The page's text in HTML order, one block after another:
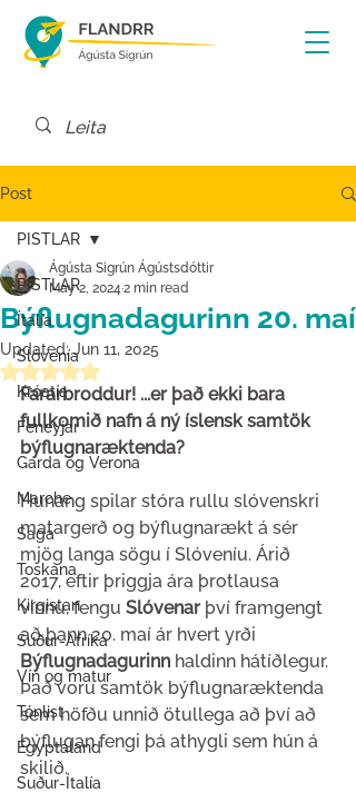
Post
PISTLAR
Ítalía
Slóvenía
Króatía
Feneyjar
Garda og Verona
Marche
Saga
Toskana
Kirgistan
Suður-Afríka
Vín og matur
Tónlist
Egyptaland
Suður-Ítalía
PISTLAR
Býflugnadagurinn 20. maí
Ágústa Sigrún Ágústsdóttir
May 2, 20242 min read
Updated:Jun 11, 2025
Rated NaN out of 5 stars.
Fararbroddur! ...er það ekki bara
fullkomið nafn á ný íslensk samtök
býflugnaræktenda?
Hunang spilar stóra rullu slóvenskri
matargerð og býflugnarækt á sér
mjög langa sögu í Slóveníu. Árið
2017, eftir þriggja ára þrotlausa
vinnu, fengu Slóvenar því framgengt
að þann 20. maí ár hvert yrði
Býflugnadagurinn haldinn hátíðlegur.
Það voru samtök býflugnaræktenda
sem höfðu unnið ötullega að því að
býflugan fengi þá athygli sem hún á
skilið.